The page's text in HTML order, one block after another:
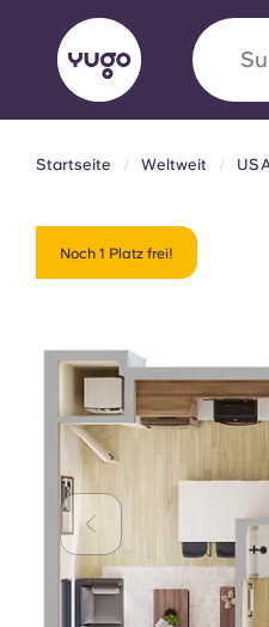
Yugo
Die
Innovation,
Studenten.
English (GB)
Portuguese
Startseite Weltweit
Noch 1 Platz frei!